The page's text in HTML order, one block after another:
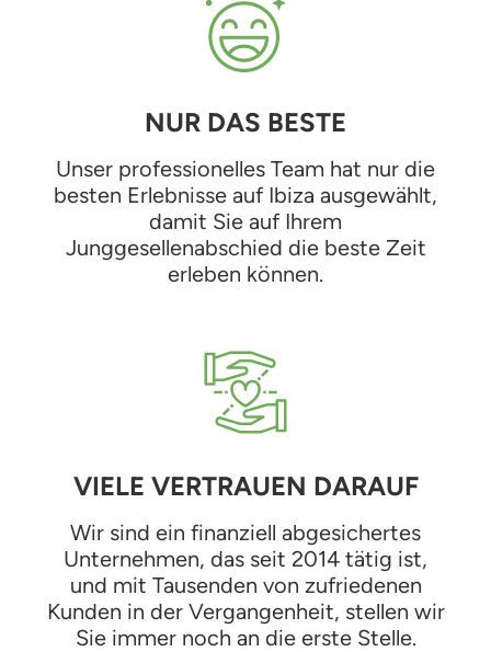
NUR DAS BESTE
Unser professionelles Team hat nur die
besten Erlebnisse auf Ibiza ausgewählt,
damit Sie auf Ihrem
Junggesellenabschied die beste Zeit
erleben können.
VIELE VERTRAUEN DARAUF
Wir sind ein finanziell abgesichertes
Unternehmen, das seit 2014 tätig ist,
und mit Tausenden von zufriedenen
Kunden in der Vergangenheit, stellen wir
Sie immer noch an die erste Stelle.